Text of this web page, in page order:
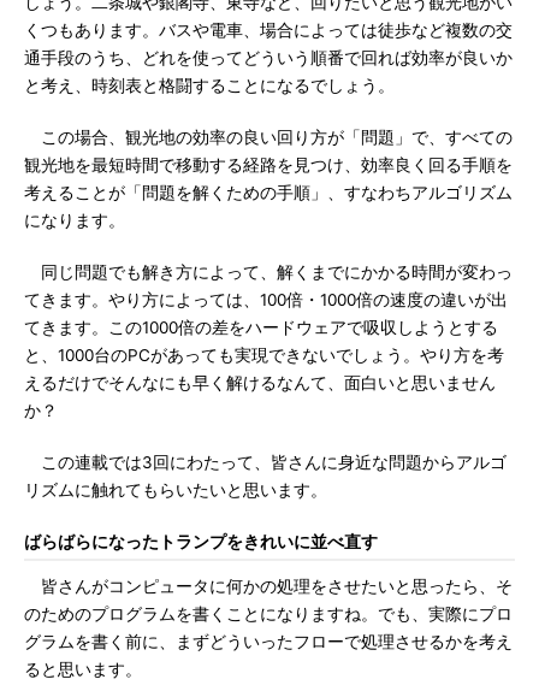
くつもあります。バスや電車、場合によっては徒歩など複数の交
通手段のうち、どれを使ってどういう順番で回れば効率が良いか
と考え、時刻表と格闘することになるでしょう。
この場合、観光地の効率の良い回り方が「問題」で、すべての
観光地を最短時間で移動する経路を見つけ、効率良く回る手順を
考えることが「問題を解くための手順」、すなわちアルゴリズム
になります。
同じ問題でも解き方によって、解くまでにかかる時間が変わっ
てきます。やり方によっては、100倍・1000倍の速度の違いが出
てきます。この1000倍の差をハードウェアで吸収しようとする
と、1000台のPCがあっても実現できないでしょう。やり方を考
えるだけでそんなにも早く解けるなんて、面白いと思いません
か？
この連載では3回にわたって、皆さんに身近な問題からアルゴ
リズムに触れてもらいたいと思います。
ばらばらになったトランプをきれいに並べ直す
皆さんがコンピュータに何かの処理をさせたいと思ったら、そ
のためのプログラムを書くことになりますね。でも、実際にプロ
グラムを書く前に、まずどういったフローで処理させるかを考え
ると思います。